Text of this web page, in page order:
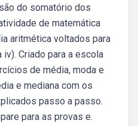
do somatório dos
de matemática
aritmética voltados para
iv). Criado para a escola
de média, moda e
e mediana com os
passo a passo.
para as provas e.